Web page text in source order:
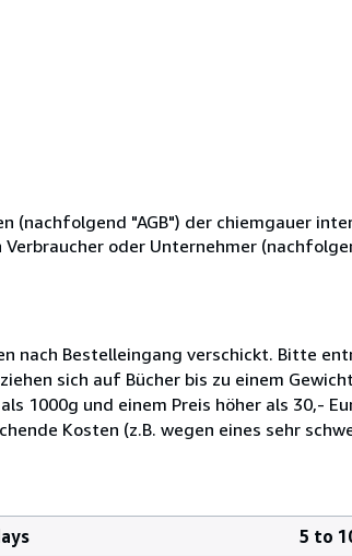
(nachfolgend "AGB") der chiemgauer
oder Unternehmer
nach Bestelleingang verschickt. Bitte
sich auf Bücher bis zu einem
1000g und einem Preis höher als 30,-
Kosten (z.B. wegen eines sehr
5 to